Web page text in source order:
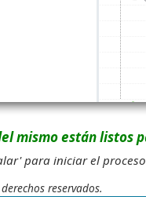
mismo están listos
para iniciar el
reservados.